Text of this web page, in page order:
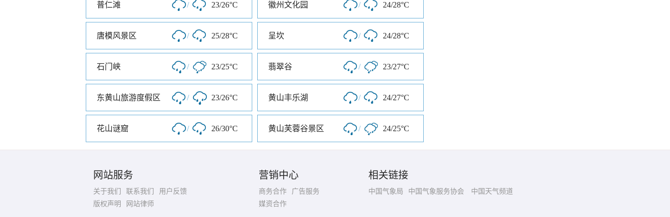
普仁滩 / 23/26°C 徽州文化园 / 24/28°C
唐模风景区 / 25/28°C 呈坎 / 24/28°C
石门峡 / 23/25°C 翡翠谷 / 23/27°C
东黄山旅游度假区 / 23/26°C 黄山丰乐湖 / 24/27°C
花山谜窟 / 26/30°C 黄山芙蓉谷景区 / 24/25°C
网站服务
关于我们 联系我们
用户反馈
版权声明
网站律师
营销中心
商务合作
广告服务
媒资合作
相关链接
中国气象局 中国气象服务协会 中国天气频道